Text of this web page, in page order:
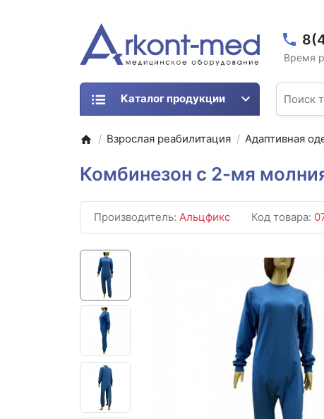
Время
Каталог продукции
Взрослая реабилитация Адаптивная
Комбинезон с 2-мя
Производитель: Альцфикс Код товара: